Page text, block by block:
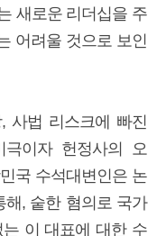
새로운 리더십을 주
어려울 것으로 보인
사법 리스크에 빠진
이자 헌정사의 오
국 수석대변인은 논
해, 숱한 혐의로 국가
이 대표에 대한 수